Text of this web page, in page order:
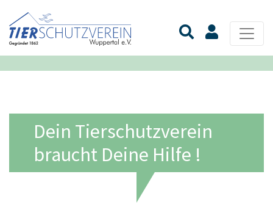
Dein Tierschutzverein
braucht Deine Hilfe !